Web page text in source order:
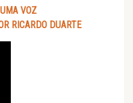
VOZ
RICARDO DUARTE